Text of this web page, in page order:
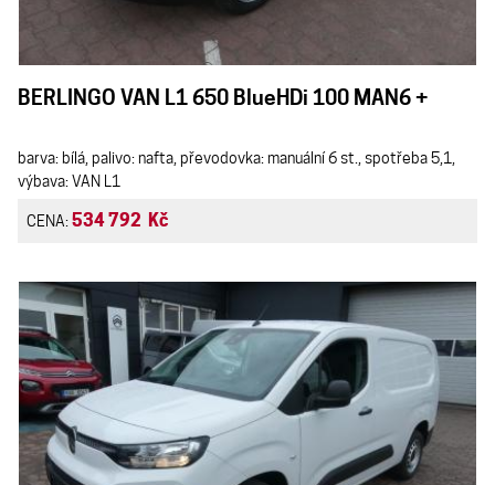
BERLINGO VAN L1 650 BlueHDi 100 MAN6 +
barva: bílá, palivo: nafta, převodovka: manuální 6 st., spotřeba 5,1,
výbava: VAN L1
CENA:534 792 Kč